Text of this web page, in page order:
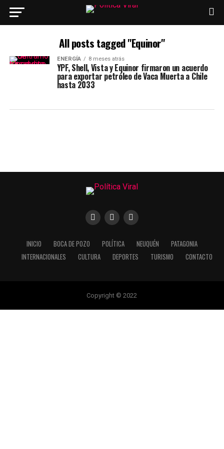
All posts tagged "Equinor"
ENERGÍA 8 meses atrás
YPF, Shell, Vista y Equinor firmaron un acuerdo
para exportar petróleo de Vaca Muerta a Chile
hasta 2033
INICIO BOCA DE POZO POLÍTICA NEUQUÉN
PATAGONIA
INTERNACIONALES
CULTURA DEPORTES TURISMO CONTACTO
Copyright © 2022